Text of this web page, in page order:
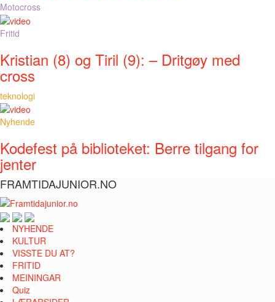
Motocross
Fritid
Kristian (8) og Tiril (9): – Dritgøy med
cross
teknologi
Nyhende
Kodefest på biblioteket: Berre tilgang for
jenter
FRAMTIDAJUNIOR.NO
NYHENDE
KULTUR
VISSTE DU AT?
FRITID
MEININGAR
Quiz